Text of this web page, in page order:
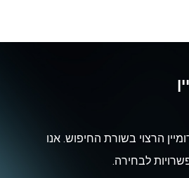
הרצוי בשורת החיפוש. אנו
לבחירה.